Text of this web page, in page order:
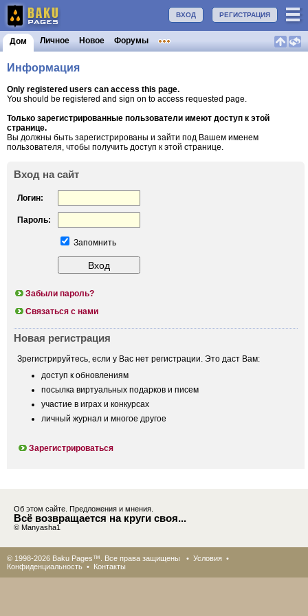
РЕГИСТРАЦИЯ
ВХОД
Дом Личное Новое Форумы
Информация
Only registered users can access this page.
You should be registered and sign on to access requested page.
Только зарегистрированные пользователи имеют доступ к этой
странице.
Вы должны быть зарегистрированы и зайти под Вашем именем
пользователя, чтобы получить доступ к этой странице.
Вход на сайт
Логин:
Пароль:
Запомнить
Забыли пароль?
Связаться с нами
Новая регистрация
Зрегистрируйтесь, если у Вас нет регистрации. Это даст Вам:
доступ к обновлениям
посылка виртуальных подарков и писем
участие в играх и конкурсах
личный журнал и многое другое
Зарегистрироваться
Об этом сайте. Предложения и мнения.
Всё возвращается на круги своя...
© Manyasha1
© 1998-2026 Baku Pages™. Все права защищены • Условия •
Конфиденциальность • Контакты